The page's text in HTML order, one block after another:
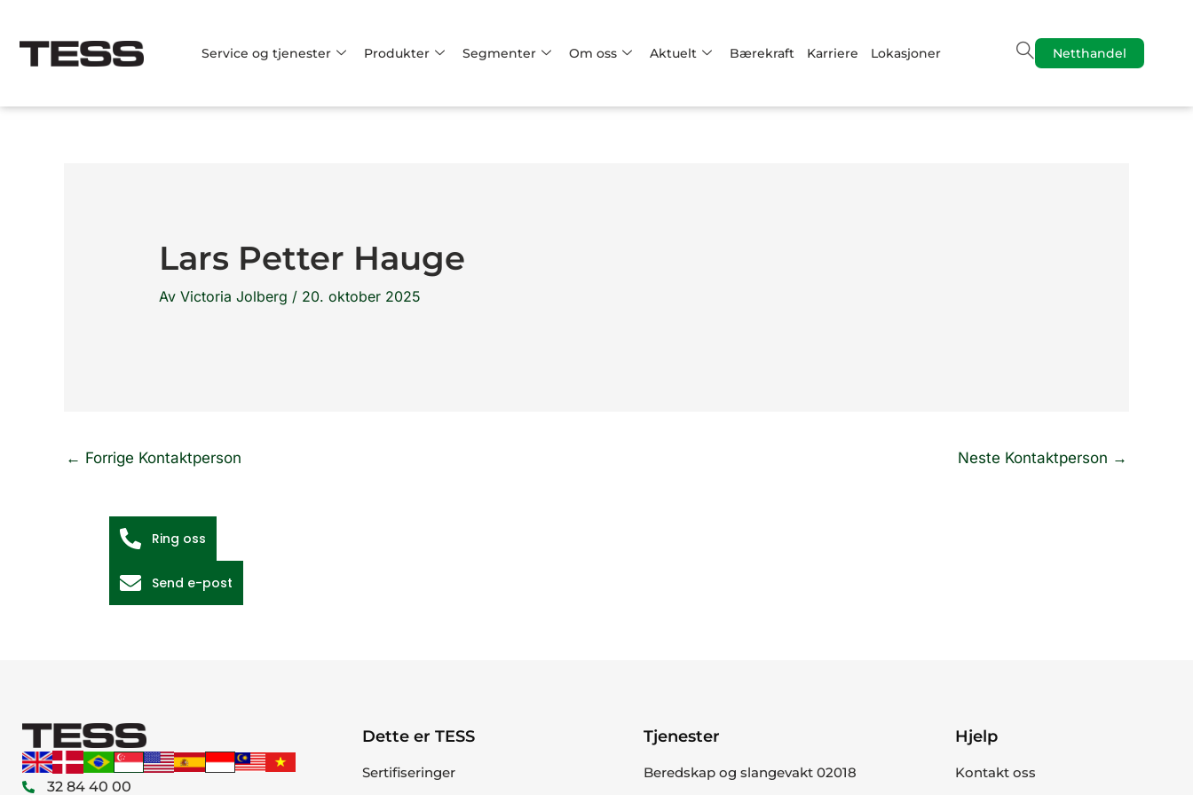
rett
Service og tjenester Produkter Segmenter Om oss Aktuelt Bærekraft Karriere Lokasjoner Netthandel
Lars Petter Hauge
Av Victoria Jolberg / 20. oktober 2025
← Forrige Kontaktperson Neste Kontaktperson →
32 84 40 00
Dette er TESS
Sertifiseringer
Tjenester
Beredskap og slangevakt 02018
Hjelp
Kontakt oss
Ring oss
Send e-post